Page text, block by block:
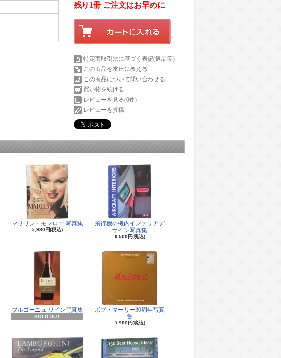
残り1冊 ご注文はお早めに
特定商取引法に基づく表記(返品等)
この商品を友達に教える
この商品について問い合わせる
買い物を続ける
レビューを見る(0件)
レビューを投稿
マリリン・モンロー 写真集
5,980円(税込)
飛行機の機内インテリアデ
ザイン写真集
6,500円(税込)
ブルゴーニュ ワイン写真集
SOLD OUT
ボブ・マーリー30周年写真
集
3,980円(税込)